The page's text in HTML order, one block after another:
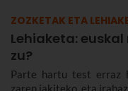
ZOZKETAK ETA
Lehiaketa:
zu?
Parte hartu test erraz